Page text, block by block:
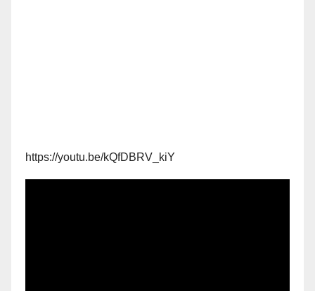
https://youtu.be/kQfDBRV_kiY